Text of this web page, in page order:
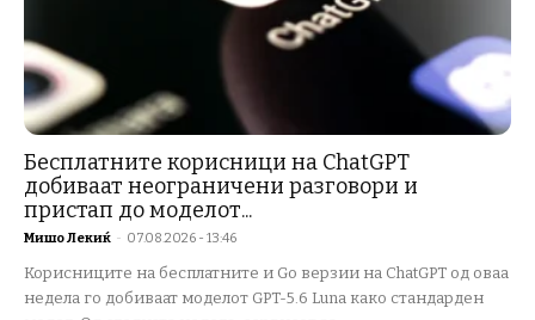
Бесплатните корисници на ChatGPT
добиваат неограничени разговори и
пристап до моделот...
Мишо Лекиќ - 07.08.2026 - 13:46
Корисниците на бесплатните и Go верзии на ChatGPT од оваа
недела го добиваат моделот GPT-5.6 Luna како стандарден